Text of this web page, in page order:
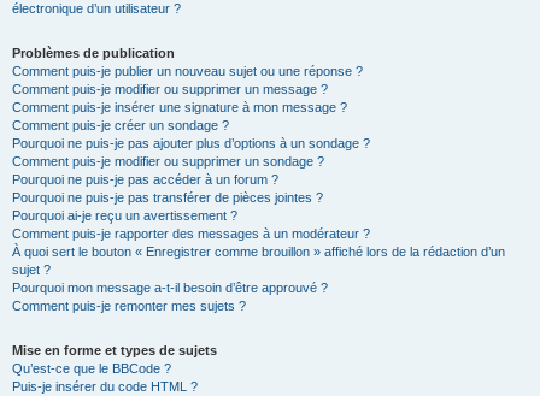
électronique d’un utilisateur ?
Problèmes de publication
Comment puis-je publier un nouveau sujet ou une réponse ?
Comment puis-je modifier ou supprimer un message ?
Comment puis-je insérer une signature à mon message ?
Comment puis-je créer un sondage ?
Pourquoi ne puis-je pas ajouter plus d’options à un sondage ?
Comment puis-je modifier ou supprimer un sondage ?
Pourquoi ne puis-je pas accéder à un forum ?
Pourquoi ne puis-je pas transférer de pièces jointes ?
Pourquoi ai-je reçu un avertissement ?
Comment puis-je rapporter des messages à un modérateur ?
À quoi sert le bouton « Enregistrer comme brouillon » affiché lors de la rédaction d’un
sujet ?
Pourquoi mon message a-t-il besoin d’être approuvé ?
Comment puis-je remonter mes sujets ?
Mise en forme et types de sujets
Qu’est-ce que le BBCode ?
Puis-je insérer du code HTML ?